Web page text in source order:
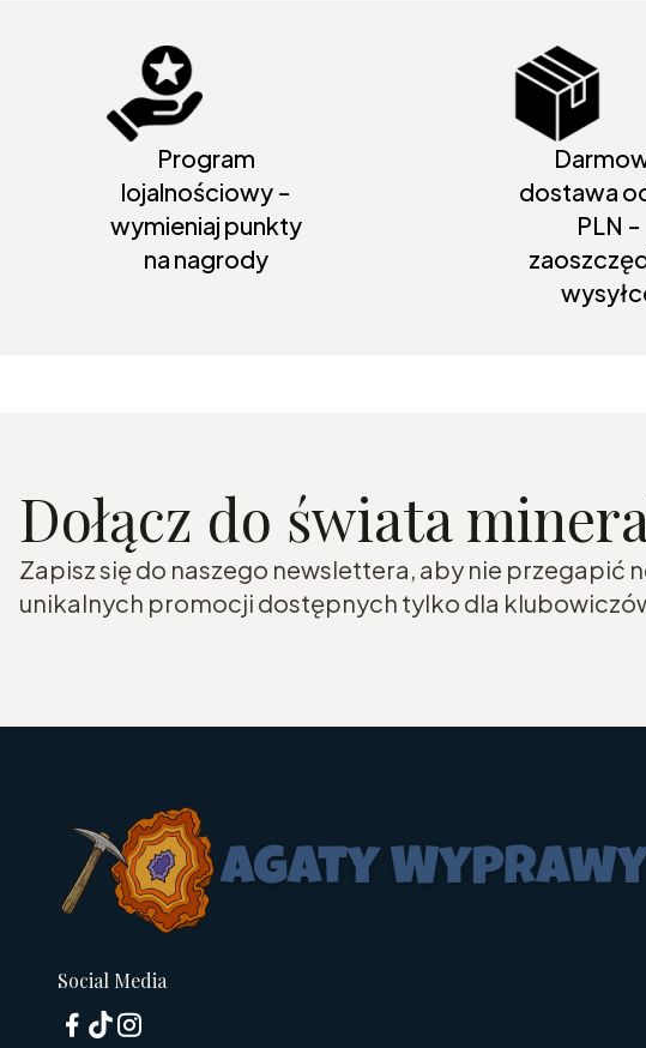
Program
lojalnościowy -
wymieniaj punkty
na nagrody
dostawa
PLN -
Dołącz do świata
Zapisz się do naszego newslettera, aby nie przegapić
unikalnych promocji dostępnych tylko dla
Social Media